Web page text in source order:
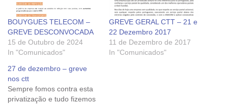
BOUYGUES TELECOM –
GREVE DESCONVOCADA
15 de Outubro de 2024
In "Comunicados"
GREVE GERAL CTT – 21 e
22 Dezembro 2017
11 de Dezembro de 2017
In "Comunicados"
27 de dezembro – greve
nos ctt
Sempre fomos contra esta
privatização e tudo fizemos